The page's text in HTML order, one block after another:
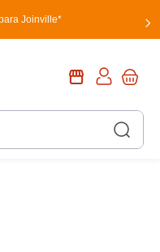
Joinville*